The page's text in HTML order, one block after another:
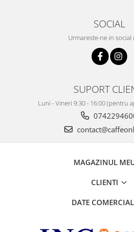
SOCIAL
Urmareste-ne in social
SUPORT
Luni - Vineri 9:30 - 16:00 (pentru
MAGAZINUL
CLIENTI
DATE